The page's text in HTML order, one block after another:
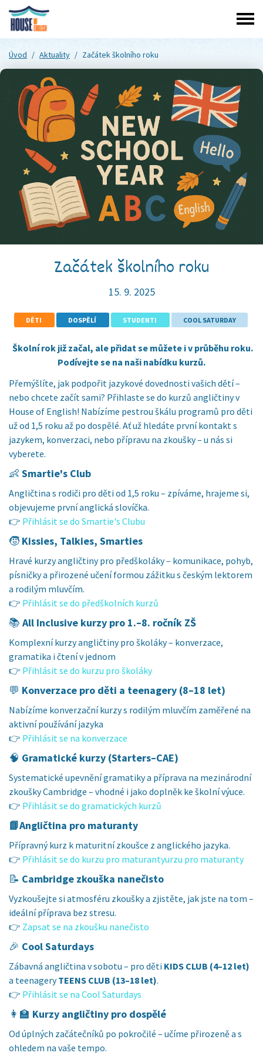
Úvod / Aktuality / Začátek školního roku
Začátek školního roku
15. 9. 2025
DĚTI DOSPĚLÍ STUDENTI COOL SATURDAY
Školní rok již začal, ale přidat se můžete i v průběhu roku.
Podívejte se na naši nabídku kurzů.
Přemýšlíte, jak podpořit jazykové dovednosti vašich dětí –
nebo chcete začít sami? Přihlaste se do kurzů angličtiny v
House of English! Nabízíme pestrou škálu programů pro děti
už od 1,5 roku až po dospělé. Ať už hledáte první kontakt s
jazykem, konverzaci, nebo přípravu na zkoušky – u nás si
vyberete.
👶 Smartie's Club
Angličtina s rodiči pro děti od 1,5 roku – zpíváme, hrajeme si,
objevujeme první anglická slovíčka.
👉 Přihlásit se do Smartie's Clubu
🧒 Kissies, Talkies, Smarties
Hravé kurzy angličtiny pro předškoláky – komunikace, pohyb,
písničky a přirozené učení formou zážitku s českým lektorem
a rodilým mluvčím.
👉 Přihlásit se do předškolních kurzů
📚 All Inclusive kurzy pro 1.–8. ročník ZŠ
Komplexní kurzy angličtiny pro školáky – konverzace,
gramatika i čtení v jednom
👉 Přihlásit se do kurzu pro školáky
💬 Konverzace pro děti a teenagery (8–18 let)
Nabízíme konverzační kurzy s rodilým mluvčím zaměřené na
aktivní používání jazyka
👉 Přihlásit se na konverzace
🧠 Gramatické kurzy (Starters–CAE)
Systematické upevnění gramatiky a příprava na mezinárodní
zkoušky Cambridge – vhodné i jako doplněk ke školní výuce.
👉 Přihlásit se do gramatických kurzů
📘Angličtina pro maturanty
Přípravný kurz k maturitní zkoušce z anglického jazyka.
👉 Přihlásit se do kurzu pro maturantyurzu pro maturanty
📝 Cambridge zkouška nanečisto
Vyzkoušejte si atmosféru zkoušky a zjistěte, jak jste na tom –
ideální příprava bez stresu.
👉 Zapsat se na zkoušku nanečisto
🎉 Cool Saturdays
Zábavná angličtina v sobotu – pro děti KIDS CLUB (4–12 let)
a teenageryTEENS CLUB (13–18 let).
👉 Přihlásit se na Cool Saturdays
👩‍🏫 Kurzy angličtiny pro dospělé
Od úplných začátečníků po pokročilé – učíme přirozeně a s
ohledem na vaše tempo.